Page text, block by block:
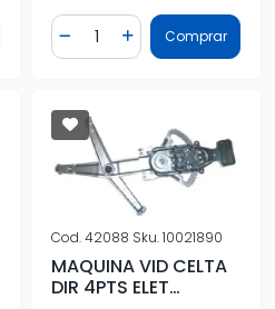
Diminuir Quantidade
Quantidade
AdicionarComprar
Cod.42088 Sku.10021890
MAQUINA VID CELTA
DIR 4PTS ELET